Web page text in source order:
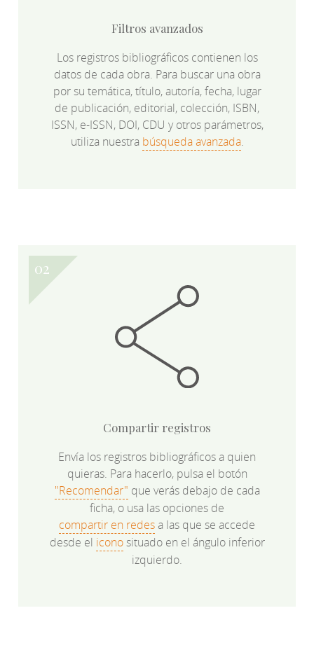
Filtros avanzados
Los registros bibliográficos contienen los
datos de cada obra. Para buscar una obra
por su temática, título, autoría, fecha, lugar
de publicación, editorial, colección, ISBN,
ISSN, e-ISSN, DOI, CDU y otros parámetros,
utiliza nuestra búsqueda avanzada.
Compartir registros
Envía los registros bibliográficos a quien
quieras. Para hacerlo, pulsa el botón
"Recomendar" que verás debajo de cada
ficha, o usa las opciones de
compartir en redesa las que se accede
desde el iconosituado en el ángulo inferior
izquierdo.